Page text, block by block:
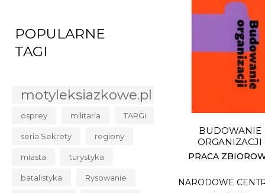
POPULARNE
TAGI
motyleksiazkowe.pl
osprey militaria TARGI
seria Sekrety regiony
miasta turystyka
batalistyka Rysowanie
DYFUZJA
NARODOWE
KULTURY
89,00 złnajniższa
Dostępnych: 4
Ilość:
DO
BUDOWANIE
ORGANIZACJI
PRACA
NARODOWE